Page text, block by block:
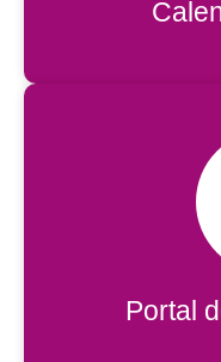
Portal
Portal